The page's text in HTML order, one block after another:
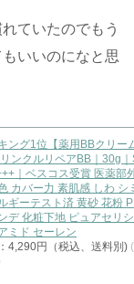
ていたのでもう
いいのになと思
ング1位【薬用BBクリー
ンクルリペアBB｜30g
｜ベスコス受賞 医薬部
カバー力 素肌感 しわ シ
ギーテスト済 黄砂 花粉
デ 化粧下地 ピュアセリ
ミド セーレン
4,290円（税込、送料別)